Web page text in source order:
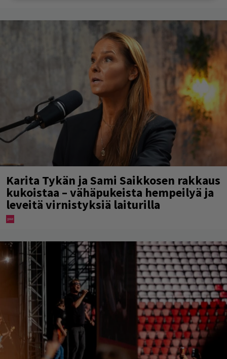
Karita Tykän ja Sami Saikkosen rakkaus
kukoistaa – vähäpukeista hempeilyä ja
leveitä virnistyksiä laiturilla